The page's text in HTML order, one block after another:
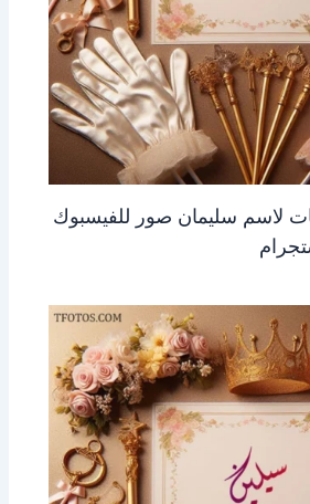
لاسم سليمان صور للفيسبوك